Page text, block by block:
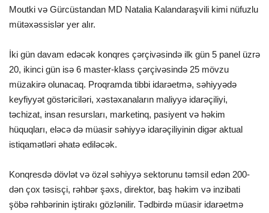
Moutki və Gürcüstandan MD Natalia Kalandaraşvili kimi nüfuzlu
mütəxəssislər yer alır.
İki gün davam edəcək konqres çərçivəsində ilk gün 5 panel üzrə
20, ikinci gün isə 6 master-klass çərçivəsində 25 mövzu
müzakirə olunacaq. Proqramda tibbi idarəetmə, səhiyyədə
keyfiyyət göstəriciləri, xəstəxanaların maliyyə idarəçiliyi,
təchizat, insan resursları, marketinq, pasiyent və həkim
hüquqları, eləcə də müasir səhiyyə idarəçiliyinin digər aktual
istiqamətləri əhatə ediləcək.
Konqresdə dövlət və özəl səhiyyə sektorunu təmsil edən 200-
dən çox təsisçi, rəhbər şəxs, direktor, baş həkim və inzibati
şöbə rəhbərinin iştirakı gözlənilir. Tədbirdə müasir idarəetmə